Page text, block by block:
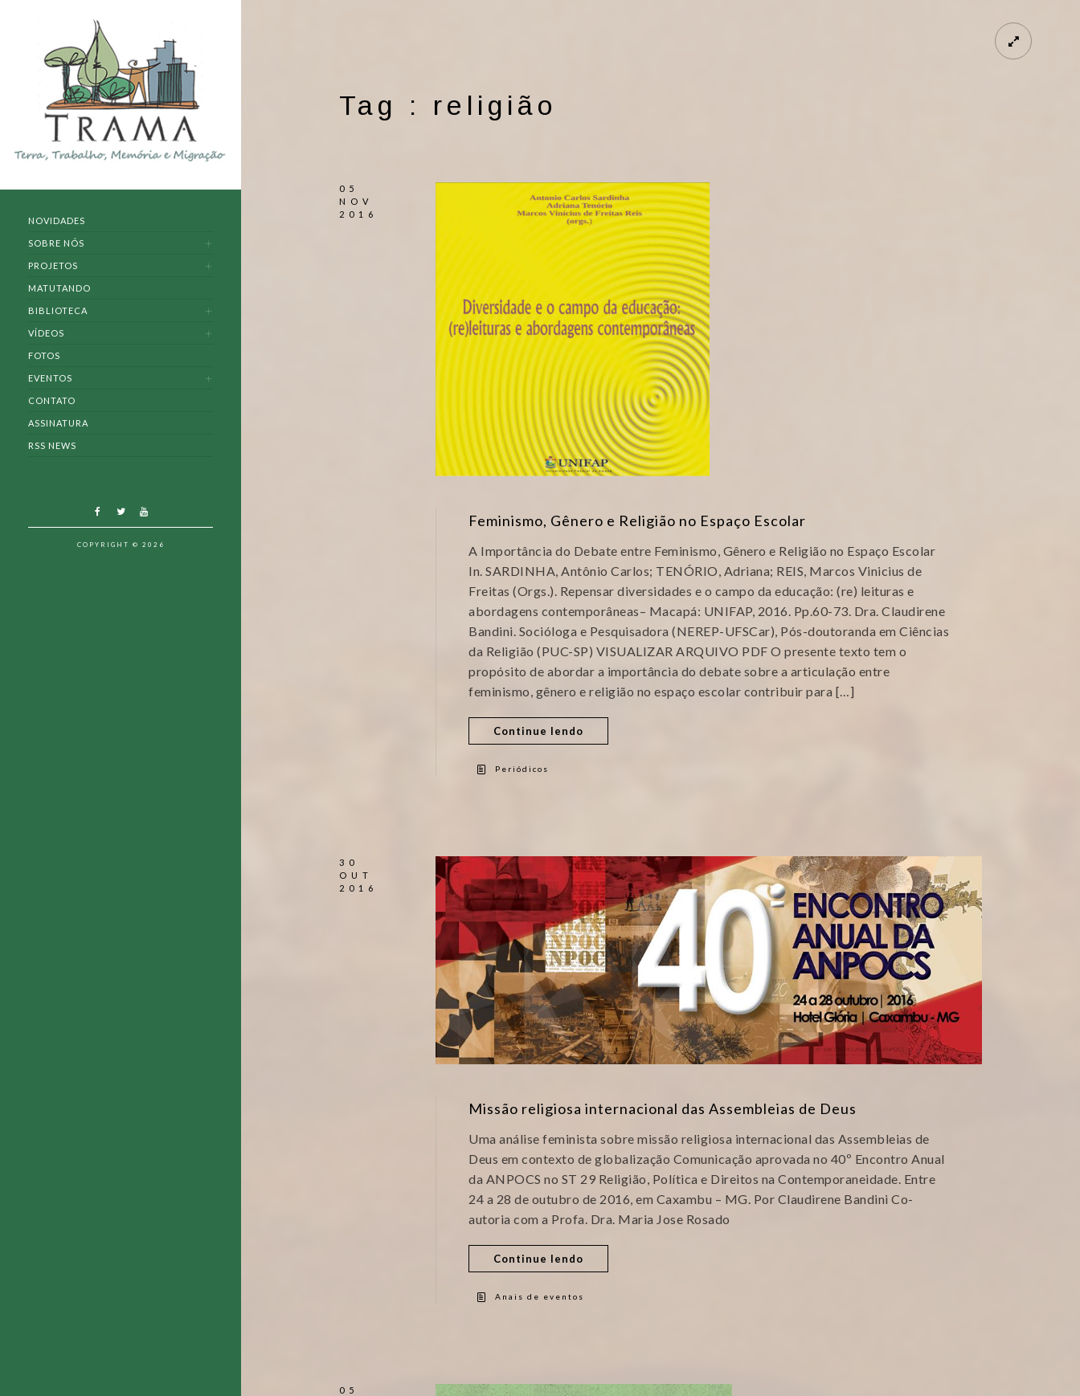
NOVIDADES
SOBRE NÓS
PROJETOS
MATUTANDO
BIBLIOTECA
VÍDEOS
FOTOS
EVENTOS
CONTATO
ASSINATURA
RSS NEWS
COPYRIGHT © 2026
Tag : religião
05
NOV
2016
Feminismo, Gênero e Religião no Espaço Escolar
A Importância do Debate entre Feminismo, Gênero e Religião no Espaço Escolar
In. SARDINHA, Antônio Carlos; TENÓRIO, Adriana; REIS, Marcos Vinicius de
Freitas (Orgs.). Repensar diversidades e o campo da educação: (re) leituras e
abordagens contemporâneas– Macapá: UNIFAP, 2016. Pp.60-73. Dra. Claudirene
Bandini. Socióloga e Pesquisadora (NEREP-UFSCar), Pós-doutoranda em Ciências
da Religião (PUC-SP) VISUALIZAR ARQUIVO PDF O presente texto tem o
propósito de abordar a importância do debate sobre a articulação entre
feminismo, gênero e religião no espaço escolar contribuir para […]
Continue lendo
Periódicos
30
OUT
2016
Missão religiosa internacional das Assembleias de Deus
Uma análise feminista sobre missão religiosa internacional das Assembleias de
Deus em contexto de globalização Comunicação aprovada no 40º Encontro Anual
da ANPOCS no ST 29 Religião, Política e Direitos na Contemporaneidade. Entre
24 a 28 de outubro de 2016, em Caxambu – MG. Por Claudirene Bandini Co-
autoria com a Profa. Dra. Maria Jose Rosado
Continue lendo
Anais de eventos
05